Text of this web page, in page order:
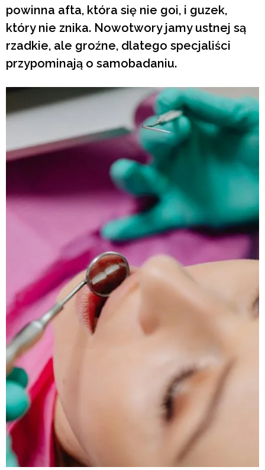
powinna afta, która się nie goi, i guzek,
który nie znika. Nowotwory jamy ustnej są
rzadkie, ale groźne, dlatego specjaliści
przypominają o samobadaniu.